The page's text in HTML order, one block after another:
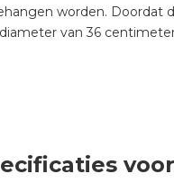
worden. Doordat
van 36